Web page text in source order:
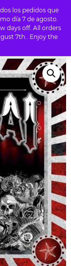
los pedidos que
día 7 de agosto.
days off. All orders
7th.. Enjoy the
FUNCIÓN